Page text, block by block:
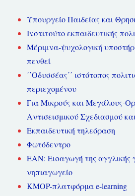
Υπουργείο Παιδείας και
Ινστιτούτο εκπαιδευτικής
Μέριμνα-ψυχολογική
πενθεί
΄΄Οδυσσέας΄΄ ιστότοπος
περιεχομένου
Για Μικρούς και Μεγάλους-
Αντισεισμικού Σχεδιασμού
Εκπαιδευτική τηλεόραση
Φωτόδεντρο
ΕΑΝ: Εισαγωγή της αγγλικής
νηπιαγωγείο
KMOP-πλατφόρμα e-learning